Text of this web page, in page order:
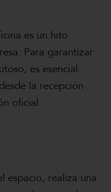
es un hito
Para garantizar
es esencial
la recepción
oficial.
espacio, realiza una